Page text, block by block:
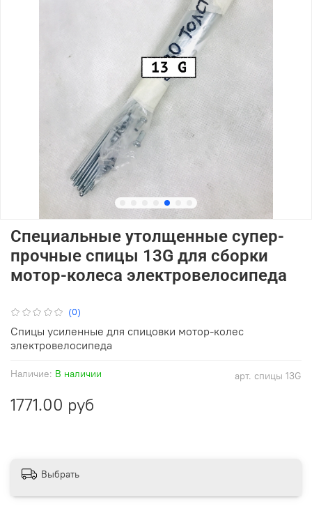
(0)
арт. спицы 13G
Наличие: В наличии
Специальные утолщенные супер-
прочные спицы 13G для сборки
мотор-колеса электровелосипеда
1771.00 руб
Спицы усиленные для спицовки мотор-колес
электровелосипеда
Выбрать